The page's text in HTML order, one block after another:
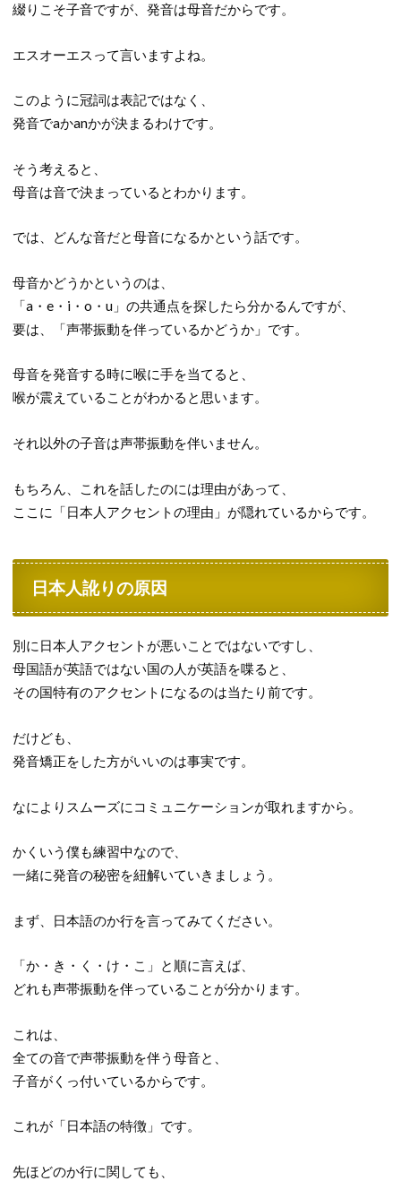
綴りこそ子音ですが、発音は母音だからです。
エスオーエスって言いますよね。
このように冠詞は表記ではなく、
発音でaかanかが決まるわけです。
そう考えると、
母音は音で決まっているとわかります。
では、どんな音だと母音になるかという話です。
母音かどうかというのは、
「a・e・i・o・u」の共通点を探したら分かるんですが、
要は、「声帯振動を伴っているかどうか」です。
母音を発音する時に喉に手を当てると、
喉が震えていることがわかると思います。
それ以外の子音は声帯振動を伴いません。
もちろん、これを話したのには理由があって、
ここに「日本人アクセントの理由」が隠れているからです。
日本人訛りの原因
別に日本人アクセントが悪いことではないですし、
母国語が英語ではない国の人が英語を喋ると、
その国特有のアクセントになるのは当たり前です。
だけども、
発音矯正をした方がいいのは事実です。
なによりスムーズにコミュニケーションが取れますから。
かくいう僕も練習中なので、
一緒に発音の秘密を紐解いていきましょう。
まず、日本語のか行を言ってみてください。
「か・き・く・け・こ」と順に言えば、
どれも声帯振動を伴っていることが分かります。
これは、
全ての音で声帯振動を伴う母音と、
子音がくっ付いているからです。
これが「日本語の特徴」です。
先ほどのか行に関しても、